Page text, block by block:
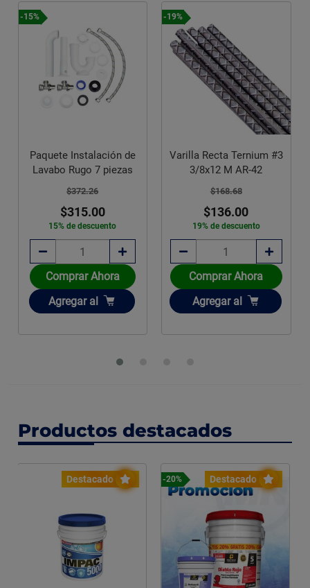
-15%
Paquete Instalación de
Lavabo Rugo 7 piezas
$372.26
$315.00
15% de descuento
Comprar Ahora
Añadir
Agregar al
-19%
Varilla Recta Ternium #3
3/8x12 M AR-42
$168.68
$136.00
19% de descuento
Comprar Ahora
Añadir
Agregar al
Productos destacados
Destacado Destacado
-20%